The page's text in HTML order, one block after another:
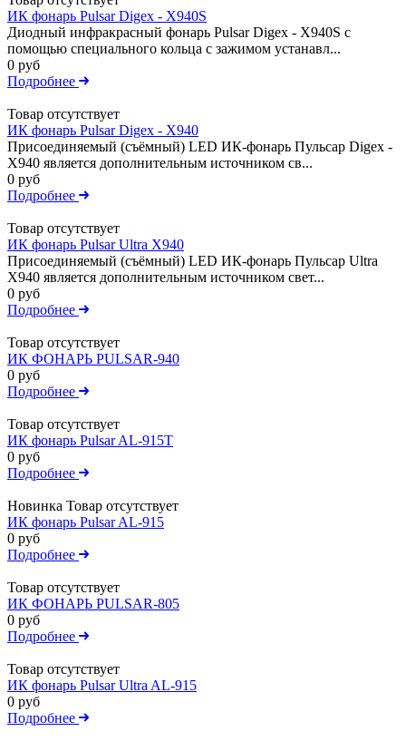
ИК фонарь Pulsar Digex - X940S
Диодный инфракрасный фонарь Pulsar Digex - X940S с
помощью специального кольца с зажимом устанавл...
0 руб
Подробнее
Товар отсутствует
ИК фонарь Pulsar Digex - X940
Присоединяемый (съёмный) LED ИК-фонарь Пульсар Digex -
X940 является дополнительным источником св...
0 руб
Подробнее
Товар отсутствует
ИК фонарь Pulsar Ultra X940
Присоединяемый (съёмный) LED ИК-фонарь Пульсар Ultra
X940 является дополнительным источником свет...
0 руб
Подробнее
Товар отсутствует
ИК ФОНАРЬ PULSAR-940
0 руб
Подробнее
Товар отсутствует
ИК фонарь Pulsar AL-915T
0 руб
Подробнее
Новинка Товар отсутствует
ИК фонарь Pulsar AL-915
0 руб
Подробнее
Товар отсутствует
ИК ФОНАРЬ PULSAR-805
0 руб
Подробнее
Товар отсутствует
ИК фонарь Pulsar Ultra AL-915
0 руб
Подробнее